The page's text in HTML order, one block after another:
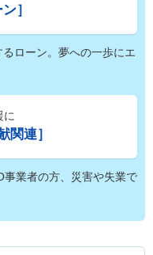
］
ローン。夢への一歩にエ
に
関連］
業者の方、災害や失業で